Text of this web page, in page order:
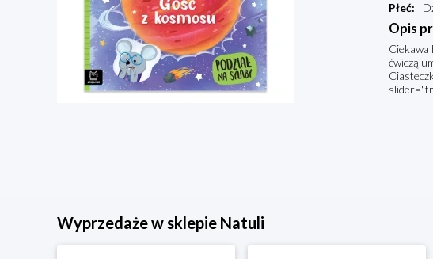
Płeć:
Opis
Ciekawa
ćwiczą
Wyprzedaże w sklepie Natuli